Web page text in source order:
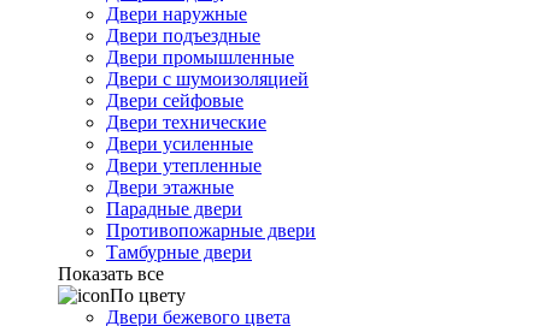
Двери наружные
Двери подъездные
Двери промышленные
Двери с шумоизоляцией
Двери сейфовые
Двери технические
Двери усиленные
Двери утепленные
Двери этажные
Парадные двери
Противопожарные двери
Тамбурные двери
Показать все
По цвету
Двери бежевого цвета